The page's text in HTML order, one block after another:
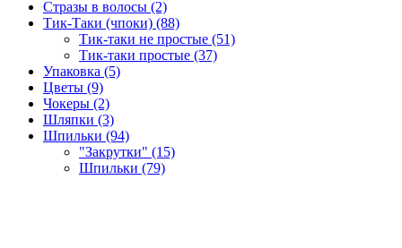
Стразы в волосы (2)
Тик-Таки (чпоки) (88)
Тик-таки не простые (51)
Тик-таки простые (37)
Упаковка (5)
Цветы (9)
Чокеры (2)
Шляпки (3)
Шпильки (94)
"Закрутки" (15)
Шпильки (79)